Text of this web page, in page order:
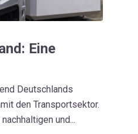
Eine
Deutschlands
den Transportsektor.
und...